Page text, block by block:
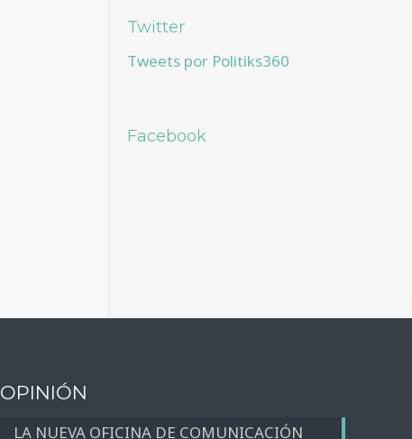
Twitter
Tweets por Politiks360
Facebook
OPINIÓN
LA NUEVA OFICINA DE COMUNICACIÓN